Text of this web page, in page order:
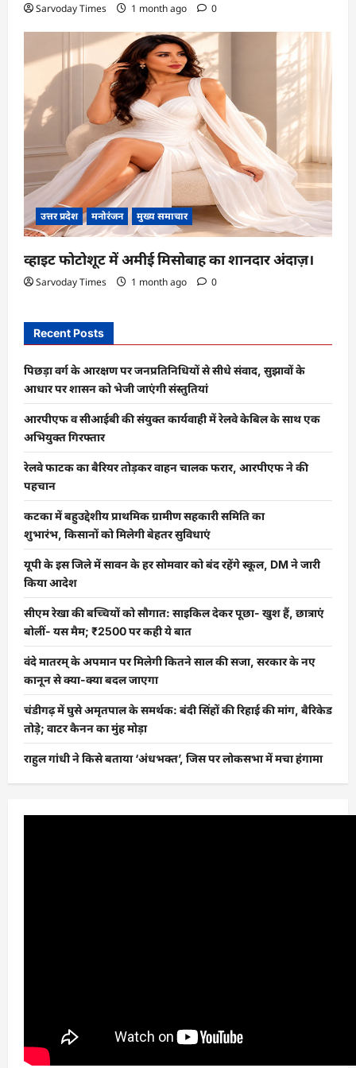
Sarvoday Times 1 month ago 0
उत्तर प्रदेश मनोरंजन मुख्य समाचार
व्हाइट फोटोशूट में अमीई मिसोबाह का शानदार अंदाज़।
Sarvoday Times 1 month ago 0
Recent Posts
पिछड़ा वर्ग के आरक्षण पर जनप्रतिनिधियों से सीधे संवाद, सुझावों के
आधार पर शासन को भेजी जाएंगी संस्तुतियां
आरपीएफ व सीआईबी की संयुक्त कार्यवाही में रेलवे केबिल के साथ एक
अभियुक्त गिरफ्तार
रेलवे फाटक का बैरियर तोड़कर वाहन चालक फरार, आरपीएफ ने की
पहचान
कटका में बहुउद्देशीय प्राथमिक ग्रामीण सहकारी समिति का
शुभारंभ, किसानों को मिलेगी बेहतर सुविधाएं
यूपी के इस जिले में सावन के हर सोमवार को बंद रहेंगे स्कूल, DM ने जारी
किया आदेश
सीएम रेखा की बच्चियों को सौगात: साइकिल देकर पूछा- खुश हैं, छात्राएं
बोलीं- यस मैम; ₹2500 पर कही ये बात
वंदे मातरम् के अपमान पर मिलेगी कितने साल की सजा, सरकार के नए
कानून से क्या-क्या बदल जाएगा
चंडीगढ़ में घुसे अमृतपाल के समर्थक: बंदी सिंहों की रिहाई की मांग, बैरिकेड
तोड़े; वाटर कैनन का मुंह मोड़ा
राहुल गांधी ने किसे बताया ‘अंधभक्त’, जिस पर लोकसभा में मचा हंगामा